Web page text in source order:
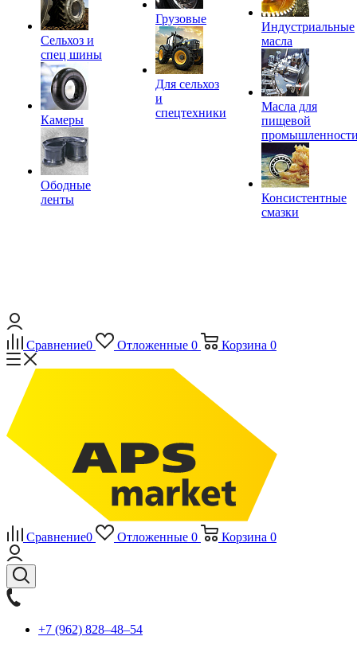
Сельхоз и
спец шины
Камеры
Ободные
ленты
Грузовые
Для сельхоз
и
спецтехники
Индустриальные
масла
Масла для
пищевой
Консистентные
смазки
Сравнение0 Отложенные 0 Корзина 0
Сравнение0 Отложенные 0 Корзина 0
+7 (962) 828‒48‒54